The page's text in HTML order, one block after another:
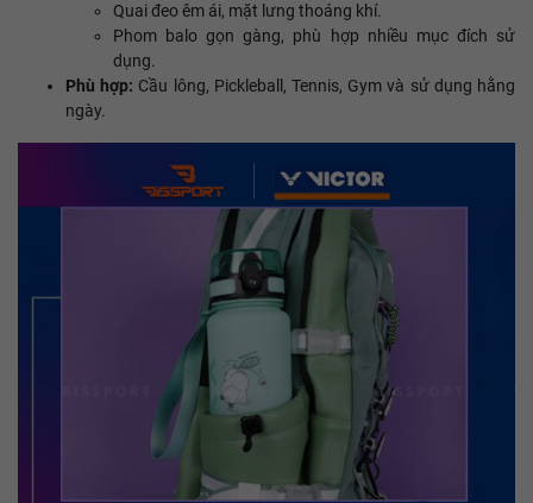
Quai đeo êm ái, mặt lưng thoáng khí.
Phom balo gọn gàng, phù hợp nhiều mục đích sử
dụng.
Phù hợp: Cầu lông, Pickleball, Tennis, Gym và sử dụng hằng
ngày.